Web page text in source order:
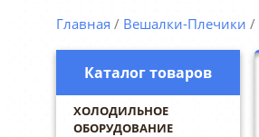
Каталог товаров
ХОЛОДИЛЬНОЕ
ОБОРУДОВАНИЕ
Главная / Вешалки-Плечики /